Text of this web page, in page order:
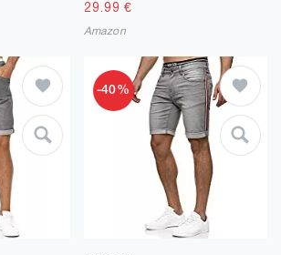
29.99 €
Amazon
-40%